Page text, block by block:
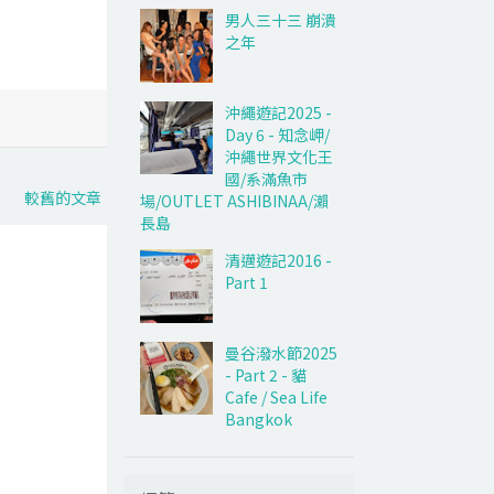
較舊的文章
男人三十三 崩潰
之年
沖繩遊記2025 -
Day 6 - 知念岬/
沖繩世界文化王
國/系滿魚市
場/OUTLET ASHIBINAA/瀨
長島
清邁遊記2016 -
Part 1
曼谷潑水節2025
- Part 2 - 貓
Cafe / Sea Life
Bangkok